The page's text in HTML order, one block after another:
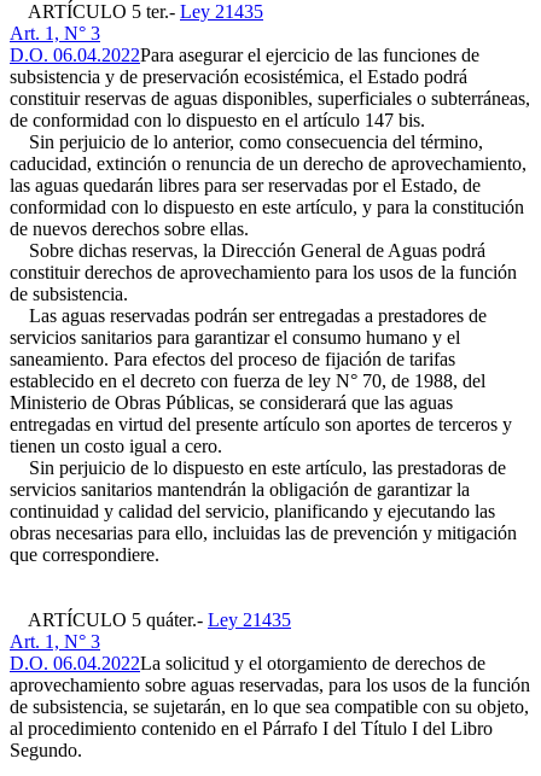
ARTÍCULO 5 ter.- Ley 21435
Art. 1, N° 3
D.O. 06.04.2022Para asegurar el ejercicio de las funciones de
subsistencia y de preservación ecosistémica, el Estado podrá
constituir reservas de aguas disponibles, superficiales o subterráneas,
de conformidad con lo dispuesto en el artículo 147 bis.
Sin perjuicio de lo anterior, como consecuencia del término,
caducidad, extinción o renuncia de un derecho de aprovechamiento,
las aguas quedarán libres para ser reservadas por el Estado, de
conformidad con lo dispuesto en este artículo, y para la constitución
de nuevos derechos sobre ellas.
Sobre dichas reservas, la Dirección General de Aguas podrá
constituir derechos de aprovechamiento para los usos de la función
de subsistencia.
Las aguas reservadas podrán ser entregadas a prestadores de
servicios sanitarios para garantizar el consumo humano y el
saneamiento. Para efectos del proceso de fijación de tarifas
establecido en el decreto con fuerza de ley N° 70, de 1988, del
Ministerio de Obras Públicas, se considerará que las aguas
entregadas en virtud del presente artículo son aportes de terceros y
tienen un costo igual a cero.
Sin perjuicio de lo dispuesto en este artículo, las prestadoras de
servicios sanitarios mantendrán la obligación de garantizar la
continuidad y calidad del servicio, planificando y ejecutando las
obras necesarias para ello, incluidas las de prevención y mitigación
que correspondiere.
ARTÍCULO 5 quáter.- Ley 21435
Art. 1, N° 3
D.O. 06.04.2022La solicitud y el otorgamiento de derechos de
aprovechamiento sobre aguas reservadas, para los usos de la función
de subsistencia, se sujetarán, en lo que sea compatible con su objeto,
al procedimiento contenido en el Párrafo I del Título I del Libro
Segundo.